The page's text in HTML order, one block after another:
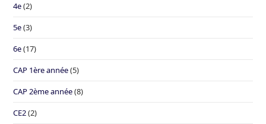
4e(2)
5e(3)
6e(17)
CAP 1ère année(5)
CAP 2ème année(8)
CE2(2)